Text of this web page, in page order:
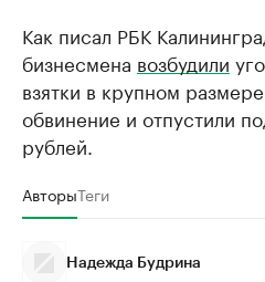
Как писал РБК
бизнесмена возбудили
взятки в крупном
обвинение и отпустили
рублей.
АвторыТеги
Надежда Будрина